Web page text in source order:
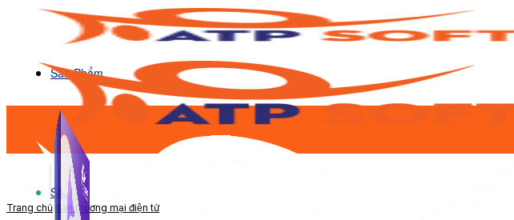
Sản Phẩm
Sản Phẩm
Trang chủ Sàn thương mại điện tử